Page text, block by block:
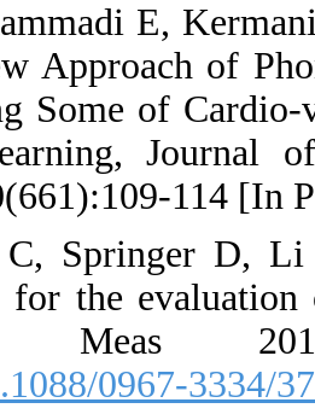
11.
al. A New
Screening
Deep
2022;
12. Liu C,
database
Physiol
[